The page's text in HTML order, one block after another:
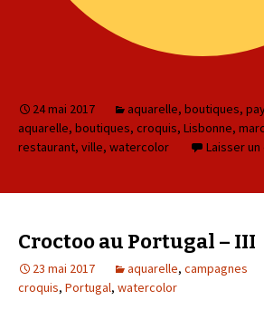
24 mai 2017 aquarelle, boutiques,
aquarelle, boutiques, croquis, Lisbonne,
restaurant, ville, watercolor Laisser
Croctoo au Portugal – III
23 mai 2017 aquarelle, campagnes
croquis, Portugal, watercolor